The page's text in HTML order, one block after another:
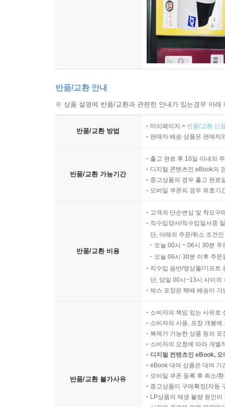
반품/교환 안내
※ 상품 설명에 반품/교환과 관련한 안내가 있는경우 아
반품/교환 방법
마이페이지 > 반품/교환 신
판매자 배송 상품은 판매자
반품/교환 가능기간
출고 완료 후 10일 이내의
디지털 콘텐츠인 eBook의
중고상품의 경우 출고 완료
모바일 쿠폰의 경우 유효기
반품/교환 비용
고객의 단순변심 및 착오구
직수입양서/직수입일서중
단, 아래의 주문/취소 조건
오늘 00시 ~ 06시 30분
오늘 06시 30분 이후 주
직수입 음반/영상물/기프트
단, 당일 00시~13시 사이의
박스 포장은 택배 배송이
반품/교환 불가사유
소비자의 책임 있는 사유로
소비자의 사용, 포장 개봉
복제가 가능한 상품 등의
소비자의 요청에 따라 개별
디지털 컨텐츠인 eBook,
eBook 대여 상품은 대여 기
모바일 쿠폰 등록 후 취소/
중고상품이 구매확정(자동
LP상품의 재생 불량 원인